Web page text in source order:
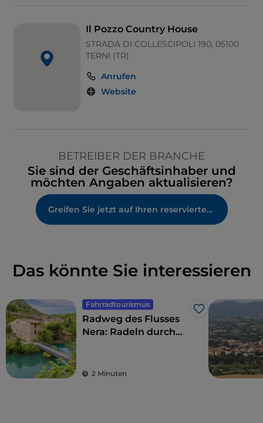
Nichtraucher
Tische im Außenbereich
Visa
WLAN
Kinderbereich
Il Pozzo Country House
STRADA DI COLLESCIPOLI 190, 05100
TERNI (TR)
Anrufen
Website
BETREIBER DER BRANCHE
Sie sind der Geschäftsinhaber und
möchten Angaben aktualisieren?
Greifen Sie jetzt auf Ihren reservierten Bereich zu
Das könnte Sie interessieren
Fahrradtourismus
Like
Radweg des Flusses
Nera: Radeln durch
2 Minuten